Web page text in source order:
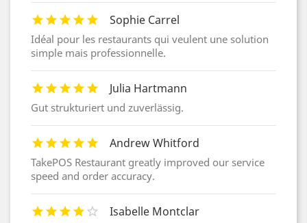
Sophie Carrel
Idéal pour les restaurants qui veulent une solution
simple mais professionnelle.
Julia Hartmann
Gut strukturiert und zuverlässig.
Andrew Whitford
TakePOS Restaurant greatly improved our service
speed and order accuracy.
Isabelle Montclar